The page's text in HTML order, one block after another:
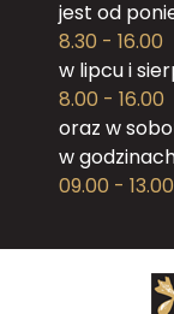
jest od
8.30 - 16.00
w lipcu i
8.00 - 16.00
oraz w
w
09.00 - 13.00